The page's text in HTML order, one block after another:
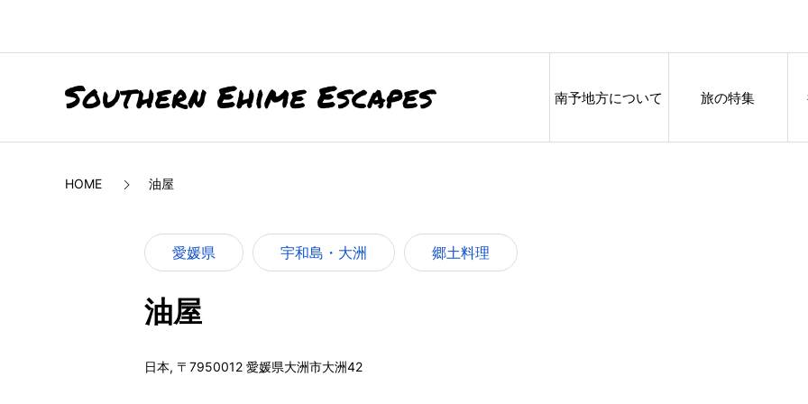
南予地方について 旅の特集
HOME 油屋
愛媛県 宇和島・大洲 郷土料理
油屋
日本, 〒7950012 愛媛県大洲市大洲42